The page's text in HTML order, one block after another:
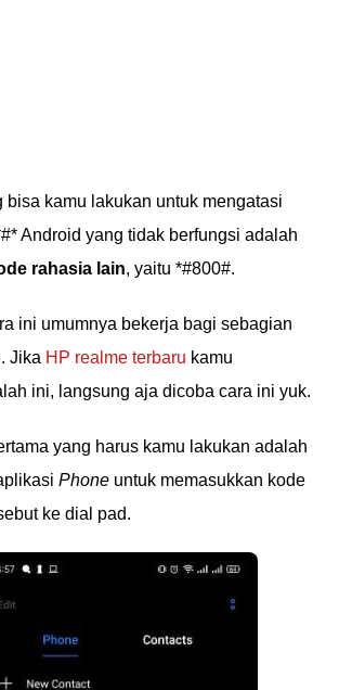
bisa kamu lakukan untuk mengatasi
Android yang tidak berfungsi adalah
rahasia lain, yaitu *#800#.
ini umumnya bekerja bagi sebagian
Jika HP realme terbaru kamu
ini, langsung aja dicoba cara ini yuk.
yang harus kamu lakukan adalah
Phone untuk memasukkan kode
ke dial pad.